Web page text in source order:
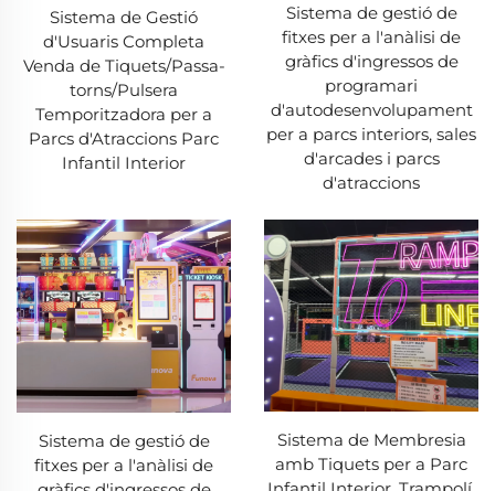
Sistema de Gestió
d'Usuaris Completa
Venda de Tiquets/Passa-
torns/Pulsera
Temporitzadora per a
Parcs d'Atraccions Parc
Infantil Interior
Sistema de gestió de
fitxes per a l'anàlisi de
gràfics d'ingressos de
programari
d'autodesenvolupament
per a parcs interiors, sales
d'arcades i parcs
d'atraccions
Sistema de gestió de
fitxes per a l'anàlisi de
Sistema de Membresia
amb Tiquets per a Parc